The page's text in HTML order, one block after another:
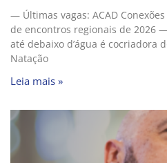
— Últimas vagas: ACAD
de encontros regionais de 2026
até debaixo d’água é cocriadora
Natação
Leia mais »